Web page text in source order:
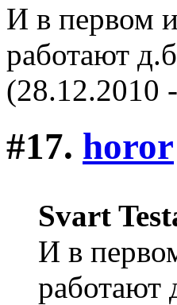
И в первом
работают
(28.12.2010
#17. horor
Svart
И в
работают